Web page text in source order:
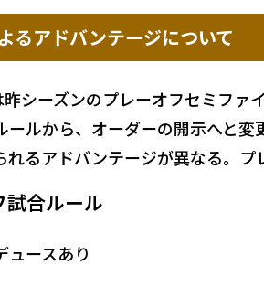
るアドバンテージについて
シーズンのプレーオフセミファ
ールから、オーダーの開示へと
れるアドバンテージが異なる。プ
試合ルール
ュースあり